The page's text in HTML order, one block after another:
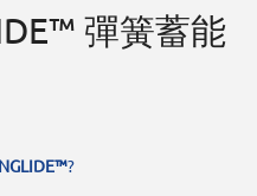
彈簧蓄能
?